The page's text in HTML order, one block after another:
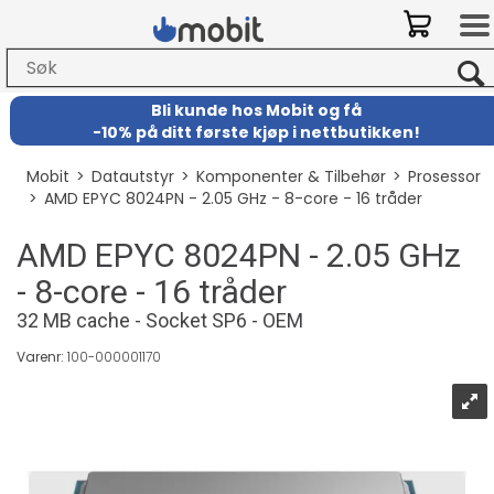
Bli kunde hos Mobit og få
-10% på ditt første kjøp i nettbutikken!
Mobit>Datautstyr>Komponenter & Tilbehør>Prosessor
>AMD EPYC 8024PN - 2.05 GHz - 8-core - 16 tråder
AMD EPYC 8024PN - 2.05 GHz
- 8-core - 16 tråder
32 MB cache - Socket SP6 - OEM
Varenr: 100-000001170